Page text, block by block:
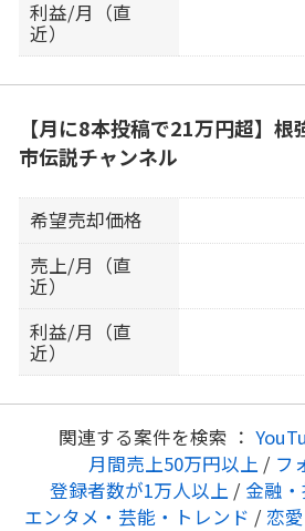
利益/月（直
近）
【月に8本投稿で21万円超】
市伝説チャンネル
希望売却価格
売上/月（直
近）
利益/月（直
近）
関連する案件を検索 ：
月間売上50万円以上 / フ
登録者数が1万人以上 / 金融
エンタメ・芸能・トレンド / 恋